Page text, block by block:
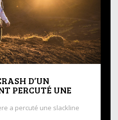
D’UN
PERCUTÉ UNE
a percuté une slackline